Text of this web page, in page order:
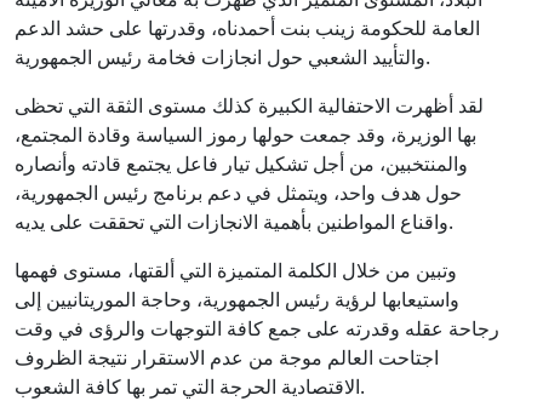
العامة للحكومة زينب بنت أحمدناه، وقدرتها على حشد الدعم
والتأييد الشعبي حول انجازات فخامة رئيس الجمهورية.
لقد أظهرت الاحتفالية الكبيرة كذلك مستوى الثقة التي تحظى
بها الوزيرة، وقد جمعت حولها رموز السياسة وقادة المجتمع،
والمنتخبين، من أجل تشكيل تيار فاعل يجتمع قادته وأنصاره
حول هدف واحد، ويتمثل في دعم برنامج رئيس الجمهورية،
واقناع المواطنين بأهمية الانجازات التي تحققت على يديه.
وتبين من خلال الكلمة المتميزة التي ألقتها، مستوى فهمها
واستيعابها لرؤية رئيس الجمهورية، وحاجة الموريتانيين إلى
رجاحة عقله وقدرته على جمع كافة التوجهات والرؤى في وقت
اجتاحت العالم موجة من عدم الاستقرار نتيجة الظروف
الاقتصادية الحرجة التي تمر بها كافة الشعوب.